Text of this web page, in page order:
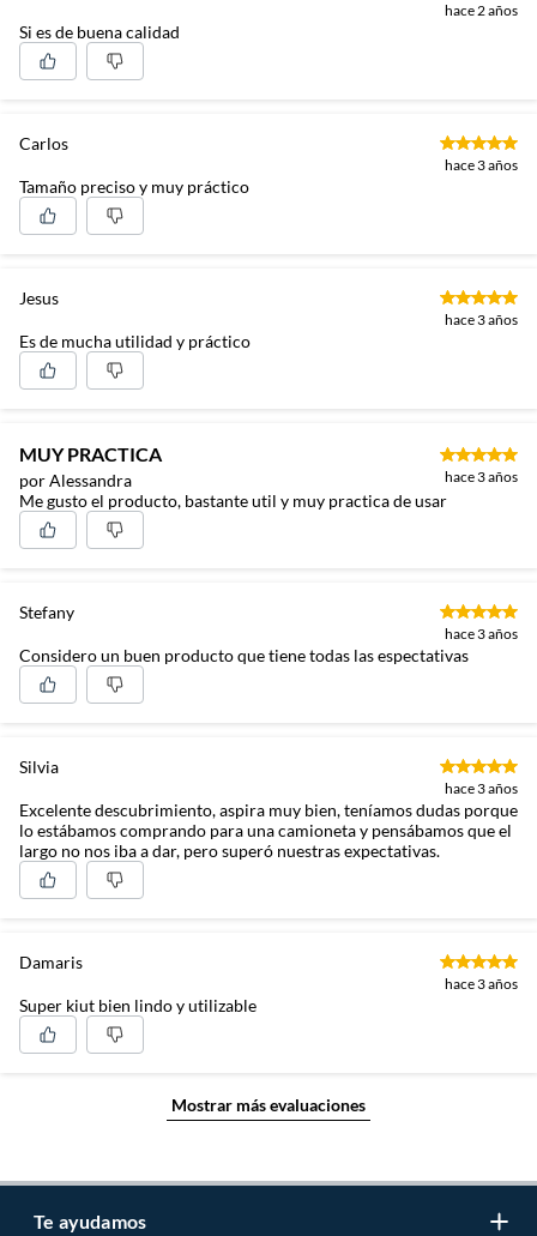
hace 2 años
Si es de buena calidad
Carlos
hace 3 años
Tamaño preciso y muy práctico
Jesus
hace 3 años
Es de mucha utilidad y práctico
MUY PRACTICA
por Alessandra hace 3 años
Me gusto el producto, bastante util y muy practica de usar
Stefany
hace 3 años
Considero un buen producto que tiene todas las espectativas
Silvia
hace 3 años
Excelente descubrimiento, aspira muy bien, teníamos dudas porque
lo estábamos comprando para una camioneta y pensábamos que el
largo no nos iba a dar, pero superó nuestras expectativas.
Damaris
hace 3 años
Super kiut bien lindo y utilizable
Mostrar más evaluaciones
Te ayudamos